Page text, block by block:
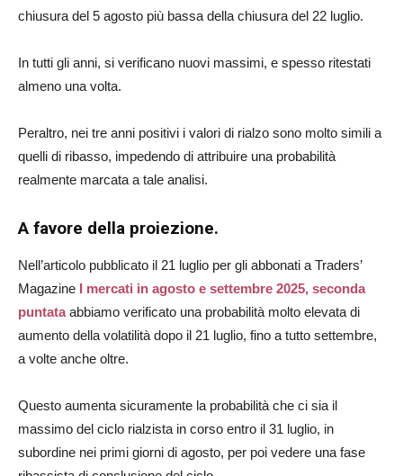
chiusura del 5 agosto più bassa della chiusura del 22 luglio.
In tutti gli anni, si verificano nuovi massimi, e spesso ritestati
almeno una volta.
Peraltro, nei tre anni positivi i valori di rialzo sono molto simili a
quelli di ribasso, impedendo di attribuire una probabilità
realmente marcata a tale analisi.
A favore della proiezione.
Nell’articolo pubblicato il 21 luglio per gli abbonati a Traders’
Magazine I mercati in agosto e settembre 2025, seconda
puntataabbiamo verificato una probabilità molto elevata di
aumento della volatilità dopo il 21 luglio, fino a tutto settembre,
a volte anche oltre.
Questo aumenta sicuramente la probabilità che ci sia il
massimo del ciclo rialzista in corso entro il 31 luglio, in
subordine nei primi giorni di agosto, per poi vedere una fase